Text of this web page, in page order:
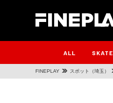
ALL SKATE
FINEPLAY スポット（埼玉）